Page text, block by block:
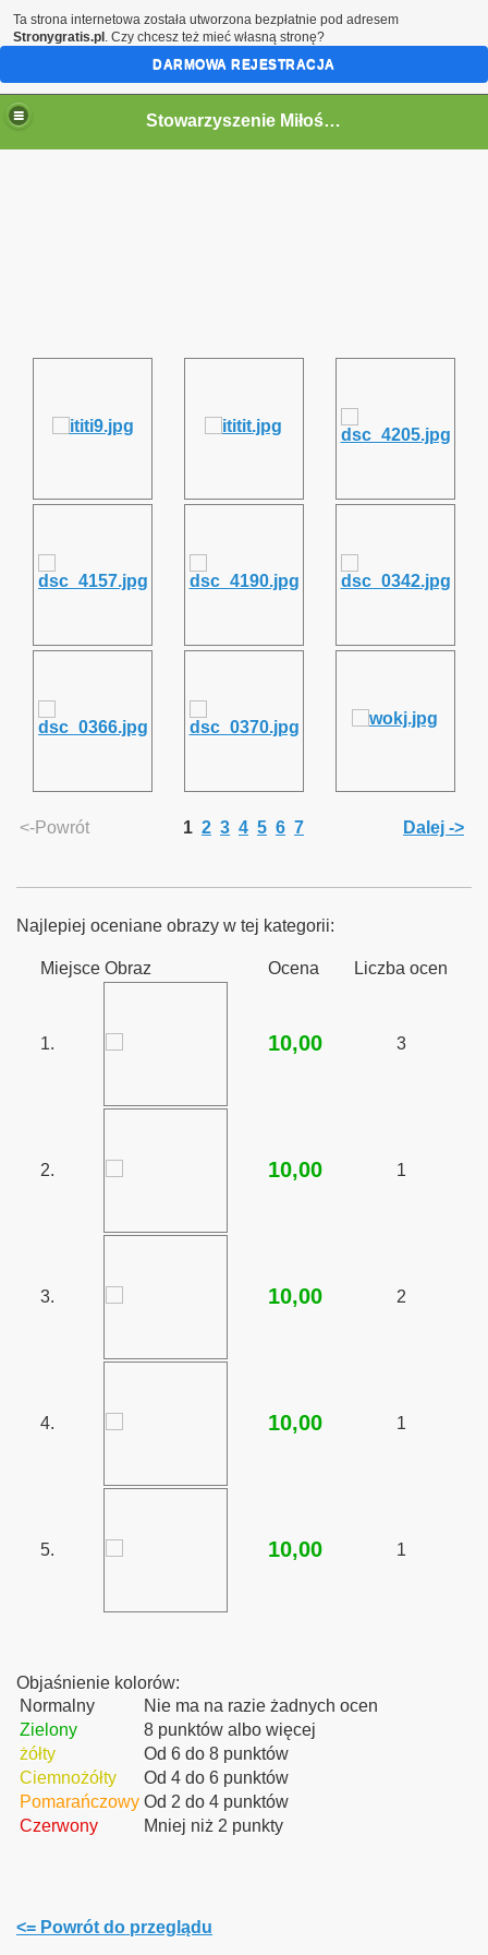
Stowarzyszenie Miłośników Kolei w Jaworzynie Śląskiej.
<-Powrót 1 2 3 4 5 6 7 Dalej ->
Najlepiej oceniane obrazy w tej kategorii:
Miejsce Obraz Ocena Liczba ocen
1. 10,00 3
2. 10,00 1
3. 10,00 2
4. 10,00 1
5. 10,00 1
Objaśnienie kolorów:
Normalny
Nie ma na razie żadnych ocen
Zielony
8 punktów albo więcej
żółty
Od 6 do 8 punktów
Ciemnożółty
Od 4 do 6 punktów
Pomarańczowy Od 2 do 4 punktów
Czerwony
Mniej niż 2 punkty
<= Powrót do przeglądu
2013”
do Pastuchowa
Główny
Muzeum Wojska w Białymstoku
Ta strona internetowa została utworzona bezpłatnie pod adresem
Stronygratis.pl . Czy chcesz też mieć własną stronę?
DARMOWA REJESTRACJA